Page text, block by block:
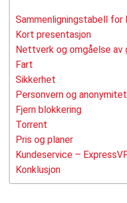
Sammenligningstabell for
Kort presentasjon
Nettverk og omgåelse av
Fart
Sikkerhet
Personvern og anonymitet
Fjern blokkering
Torrent
Pris og planer
Kundeservice –
Konklusjon